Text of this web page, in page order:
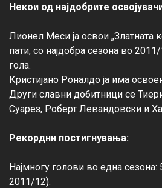
Некои од најдобрите
Лионел Меси ја освои „Златната
пати, со најдобра сезона во
гола.
Кристијано Роналдо ја има
Други славни добитници се
Суарез, Роберт Левандовски и
Рекордни постигнувања:
Најмногу голови во една
2011/12).